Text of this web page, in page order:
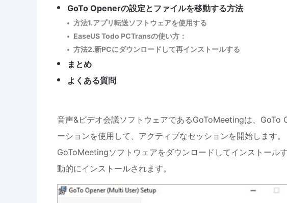
GoTo Openerの設定とファイルを移動する方法
方法1.アプリ転送ソフトウェアを使用する
EaseUS Todo PCTransの使い方：
方法2.新PCにダウンロードして再インストールする
まとめ
よくある質問
音声&ビデオ会議ソフトウェアであるGoToMeetingは、GoTo
ーションを使用して、アクティブなセッションを開始します。
GoToMeetingソフトウェアをダウンロードしてインストール
動的にインストールされます。